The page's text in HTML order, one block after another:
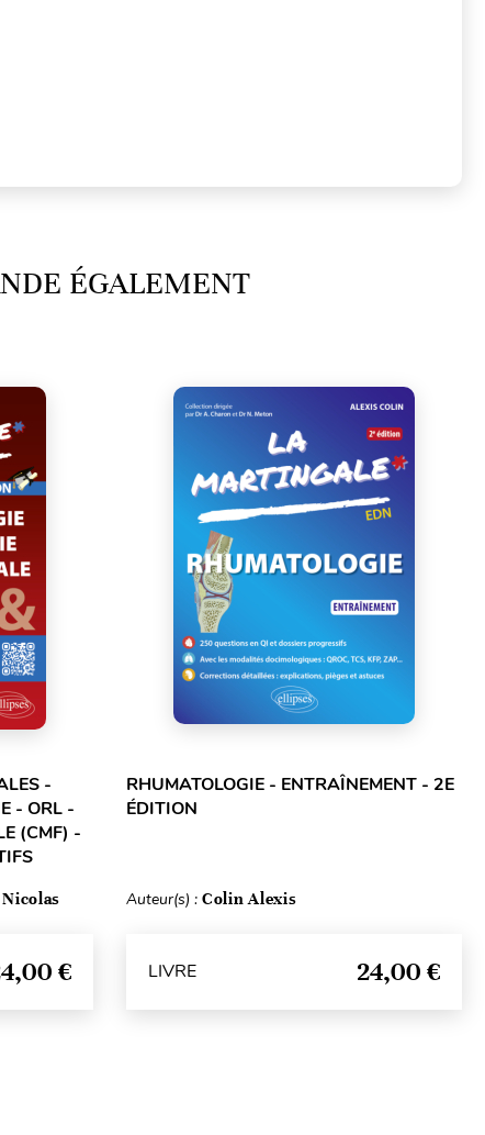
ÉGALEMENT
-
- ORL -
(CMF) -
€
RHUMATOLOGIE - ENTRAÎNEMENT - 2E
ÉDITION
Auteur(s) : Colin Alexis
LIVRE 24,00 €